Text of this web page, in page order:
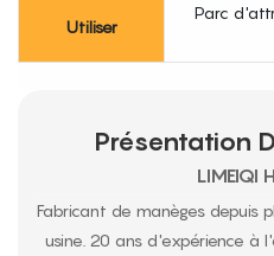
Utiliser
Parc
Présentation
LIMEIQI
Fabricant de manèges depuis
usine. 20 ans d'expérience à